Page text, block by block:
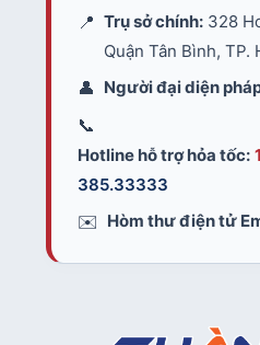
📍 Trụ sở chính: 328
Quận Tân Bình, TP.
👤 Người đại diện
📞
Hotline hỗ trợ hỏa tốc:
385.33333
✉️ Hòm thư điện tử